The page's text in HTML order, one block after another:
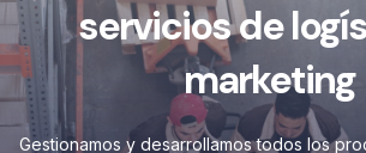
servicios de
marketing
Gestionamos y desarrollamos todos los